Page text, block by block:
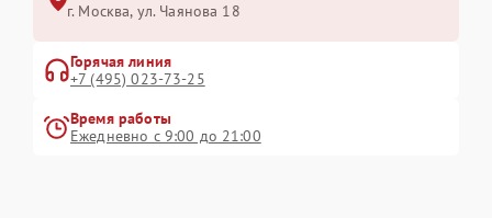
г. Москва, ул. Чаянова 18
Горячая линия
+7 (495) 023-73-25
Время работы
Ежедневно с 9:00 до 21:00